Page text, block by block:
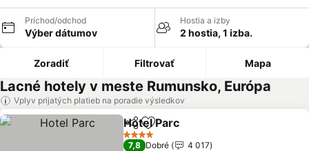
Príchod/odchod
Výber dátumov
Hostia a izby
2 hostia, 1 izba.
Zoradiť Filtrovať Mapa
Lacné hotely v meste Rumunsko, Európa
Vplyv prijatých platieb na poradie výsledkov
ZdieľaťPridať do obľúbených
Hotel Parc
4 Počet hviezdičiek
7,8 Dobré
4 017